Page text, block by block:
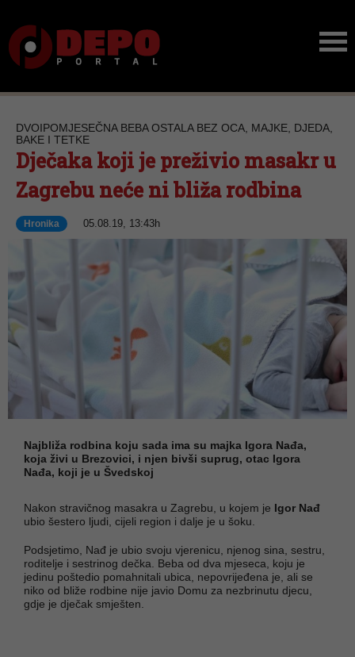
DVOIPOMJESEČNA BEBA OSTALA BEZ OCA, MAJKE, DJEDA,
BAKE I TETKE
Dječaka koji je preživio masakr u
Zagrebu neće ni bliža rodbina
Hronika 05.08.19, 13:43h
Najbliža rodbina koju sada ima su majka Igora Nađa,
koja živi u Brezovici, i njen bivši suprug, otac Igora
Nađa, koji je u Švedskoj
Nakon stravičnog masakra u Zagrebu, u kojem je Igor Nađ
ubio šestero ljudi, cijeli region i dalje je u šoku.
Podsjetimo, Nađ je ubio svoju vjerenicu, njenog sina, sestru,
roditelje i sestrinog dečka. Beba od dva mjeseca, koju je
jedinu poštedio pomahnitali ubica, nepovrijeđena je, ali se
niko od bliže rodbine nije javio Domu za nezbrinutu djecu,
gdje je dječak smješten.